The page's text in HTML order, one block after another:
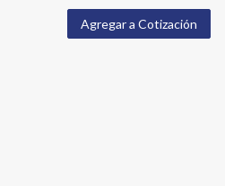
Agregar a Cotización